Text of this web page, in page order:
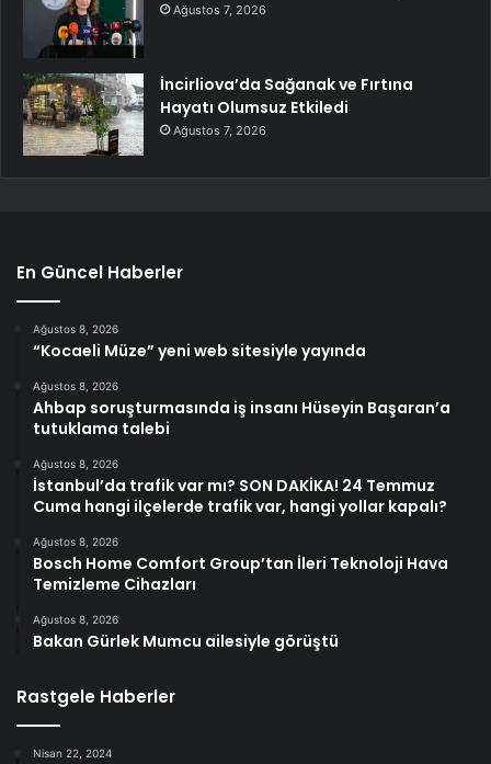
Ağustos 7, 2026
İncirliova’da Sağanak ve Fırtına
Hayatı Olumsuz Etkiledi
Ağustos 7, 2026
En Güncel Haberler
Ağustos 8, 2026
“Kocaeli Müze” yeni web sitesiyle yayında
Ağustos 8, 2026
Ahbap soruşturmasında iş insanı Hüseyin Başaran’a
tutuklama talebi
Ağustos 8, 2026
İstanbul’da trafik var mı? SON DAKİKA! 24 Temmuz
Cuma hangi ilçelerde trafik var, hangi yollar kapalı?
Ağustos 8, 2026
Bosch Home Comfort Group’tan İleri Teknoloji Hava
Temizleme Cihazları
Ağustos 8, 2026
Bakan Gürlek Mumcu ailesiyle görüştü
Rastgele Haberler
Nisan 22, 2024